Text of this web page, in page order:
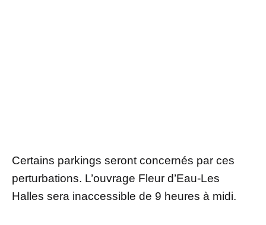
Certains parkings seront concernés par ces
perturbations. L’ouvrage Fleur d’Eau-Les
Halles sera inaccessible de 9 heures à midi.